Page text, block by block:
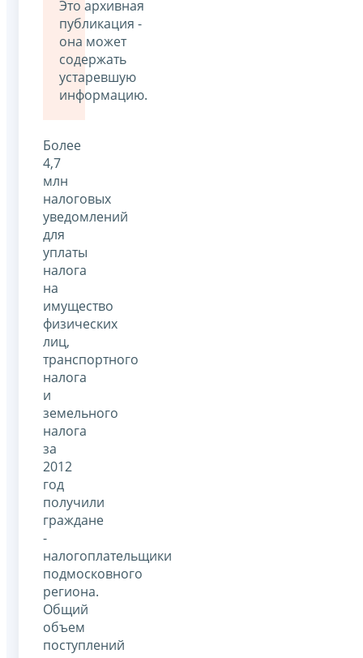
Это архивная
публикация -
она может
содержать
устаревшую
информацию.
Более
4,7
млн
налоговых
уведомлений
для
уплаты
налога
на
имущество
физических
лиц,
транспортного
налога
и
земельного
налога
за
2012
год
получили
граждане
-
налогоплательщики
подмосковного
региона.
Общий
объем
поступлений